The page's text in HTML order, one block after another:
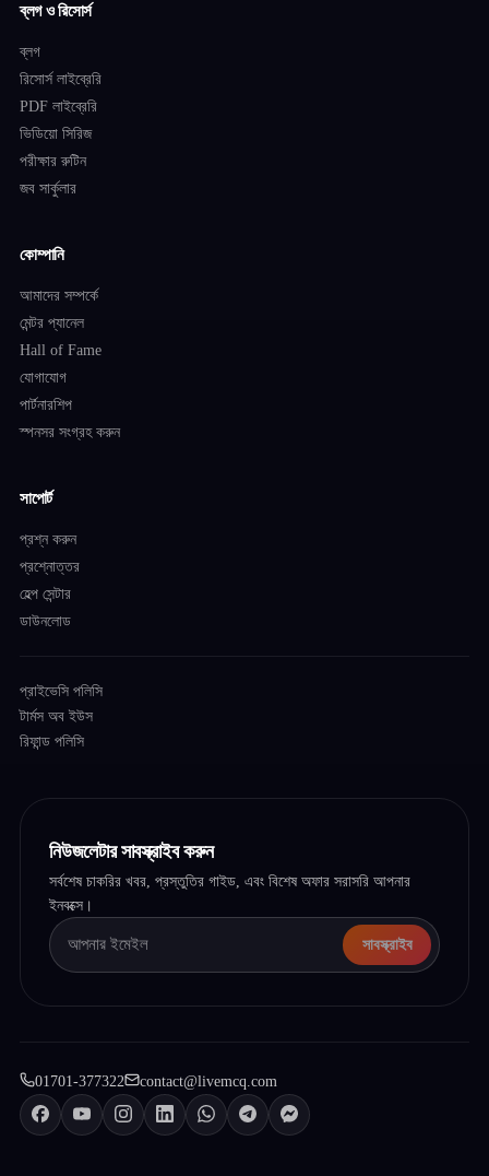
ব্লগ ও রিসোর্স
ব্লগ
রিসোর্স লাইব্রেরি
PDF লাইব্রেরি
ভিডিয়ো সিরিজ
পরীক্ষার রুটিন
জব সার্কুলার
কোম্পানি
আমাদের সম্পর্কে
মেন্টর প্যানেল
Hall of Fame
যোগাযোগ
পার্টনারশিপ
স্পনসর সংগ্রহ করুন
সাপোর্ট
প্রশ্ন করুন
প্রশ্নোত্তর
হেল্প সেন্টার
ডাউনলোড
প্রাইভেসি পলিসি
টার্মস অব ইউস
রিফান্ড পলিসি
নিউজলেটার সাবস্ক্রাইব করুন
সর্বশেষ চাকরির খবর, প্রস্তুতির গাইড, এবং বিশেষ অফার সরাসরি আপনার
ইনবক্সে।
সাবস্ক্রাইব
01701-377322 contact@livemcq.com